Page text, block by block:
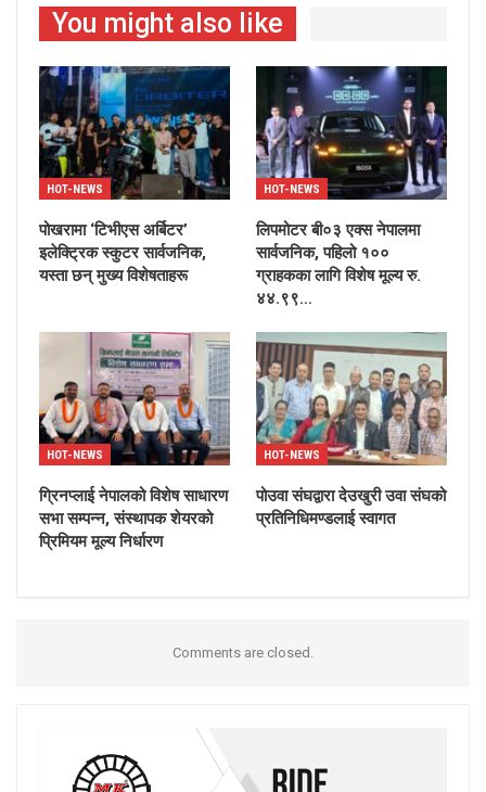
You might also like
HOT-NEWS
पोखरामा ‘टिभीएस अर्बिटर’
इलेक्ट्रिक स्कुटर सार्वजनिक,
यस्ता छन् मुख्य विशेषताहरू
HOT-NEWS
लिपमोटर बी०३ एक्स नेपालमा
सार्वजनिक, पहिलो १००
ग्राहकका लागि विशेष मूल्य रु.
४४.९९…
HOT-NEWS
ग्रिनप्लाई नेपालको विशेष साधारण
सभा सम्पन्न, संस्थापक शेयरको
प्रिमियम मूल्य निर्धारण
HOT-NEWS
पोउवा संघद्वारा देउखुरी उवा संघको
प्रतिनिधिमण्डलाई स्वागत
Comments are closed.